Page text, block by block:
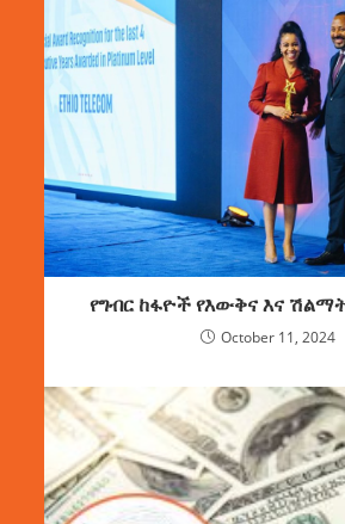
የግብር ከፋዮች የእውቅና እና
October 11, 2024